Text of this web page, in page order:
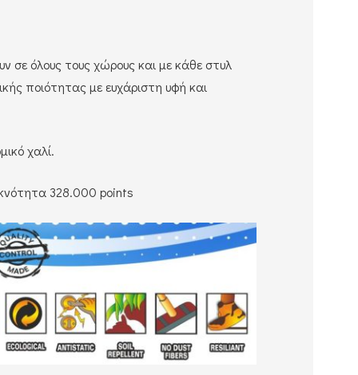
σε όλους τους χώρους και με κάθε στυλ
ποιότητας με ευχάριστη υφή και
χαλί.
328.000 points